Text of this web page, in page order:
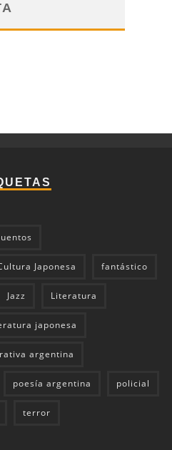
Japonesa fantástico
Jazz Literatura
japonesa
argentina
poesía argentina policial
terror